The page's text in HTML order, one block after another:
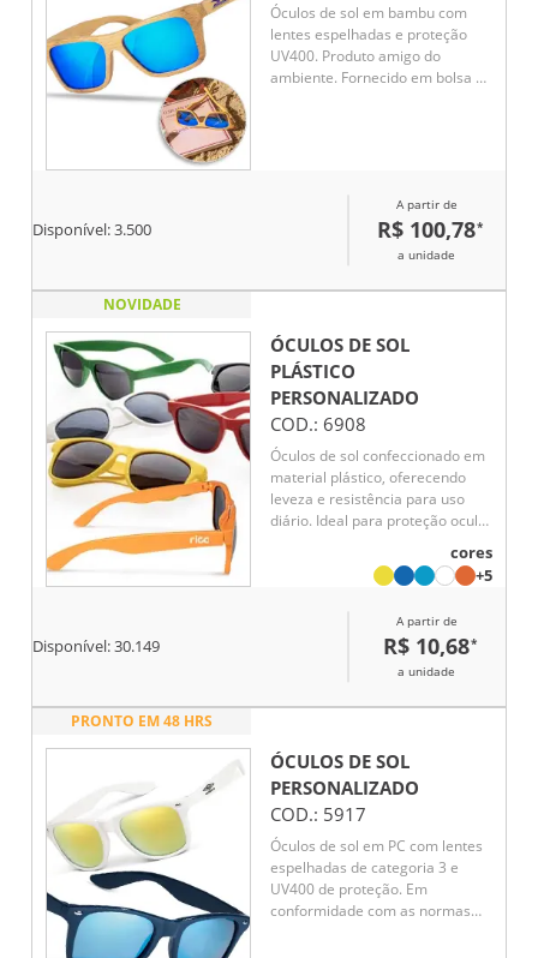
Óculos de sol em bambu com
lentes espelhadas e proteção
UV400. Produto amigo do
ambiente. Fornecido em bolsa de
Disponível:3.500
A partir de
R$ 100,78*
a unidade
NOVIDADE
ÓCULOS DE SOL
PLÁSTICO
PERSONALIZADO
COD.: 6908
Óculos de sol confeccionado em
material plástico, oferecendo
leveza e resistência para uso
diário. Ideal para proteção ocular
cores
+5
Disponível:30.149
A partir de
R$ 10,68*
a unidade
PRONTO EM 48 HRS
ÓCULOS DE SOL
PERSONALIZADO
COD.: 5917
Óculos de sol em PC com lentes
espelhadas de categoria 3 e
UV400 de proteção. Em
conformidade com as normas